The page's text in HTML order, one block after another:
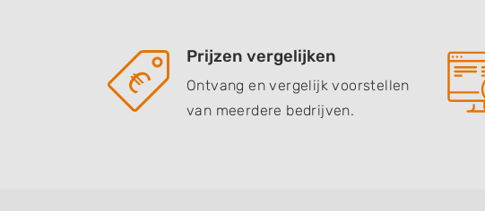
Prijzen vergelijken
Ontvang en vergelijk voorstellen
van meerdere bedrijven.